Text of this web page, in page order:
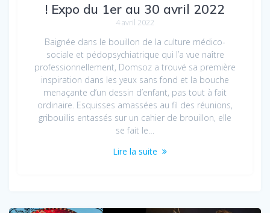
! Expo du 1er au 30 avril 2022
4 avril 2022
Baignée dans le bouillon de la culture médico-
sociale et pédopsychiatrique qui l’a vue naître
professionnellement, Domsoz a trouvé sa première
inspiration dans les yeux sans fond et la bouche
menaçante d’un dessin d’enfant, pas tout à fait
ordinaire. Esquisses amassées au fil des réunions,
gribouillis entassés sur un cahier de brouillon, elle
se fait le…
Lire la suite